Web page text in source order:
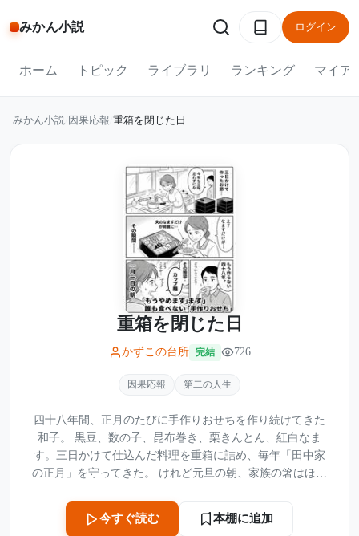
みかん小説 ログイン
ホーム トピック ライブラリ ランキング マイア
みかん小説 因果応報 重箱を閉じた日
重箱を閉じた日
かずこの台所 完結 726
因果応報 第二の人生
四十八年間、正月のたびに手作りおせちを作り続けてきた
和子。 黒豆、数の子、昆布巻き、栗きんとん、紅白なま
す。三日かけて仕込んだ料理を重箱に詰め、毎年「田中家
の正月」を守ってきた。 けれど元旦の朝、家族の箸はほと
がて何気なく言う。 「カップ麺ないか？」 その一言で、和
子の中に積もっていた四十八年分の疲れと虚しさが静かに
今すぐ読む 本棚に追加